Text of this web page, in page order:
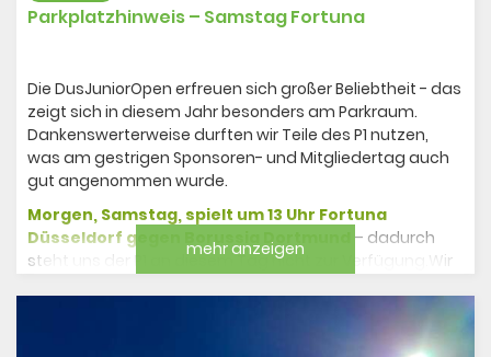
Parkplatzhinweis – Samstag Fortuna
Die DusJuniorOpen erfreuen sich großer Beliebtheit - das
zeigt sich in diesem Jahr besonders am Parkraum.
Dankenswerterweise durften wir Teile des P1 nutzen,
was am gestrigen Sponsoren- und Mitgliedertag auch
gut angenommen wurde.
Morgen, Samstag, spielt um 13 Uhr Fortuna
Düsseldorf gegen Borussia Dortmund – dadurch
steht uns der P1 an diesem Tag nicht zur Verfügung.Wir
, damit
der Spielbetrieb reibungslos stattfinden kann.Vielen
mehr anzeigen